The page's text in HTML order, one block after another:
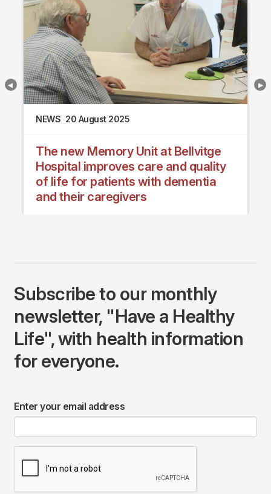
NEWS 20 August 2025
The new Memory Unit at Bellvitge
Hospital improves care and quality
of life for patients with dementia
and their caregivers
Subscribe to our monthly
newsletter, "Have a Healthy
Life", with health information
for everyone.
Enter your email address